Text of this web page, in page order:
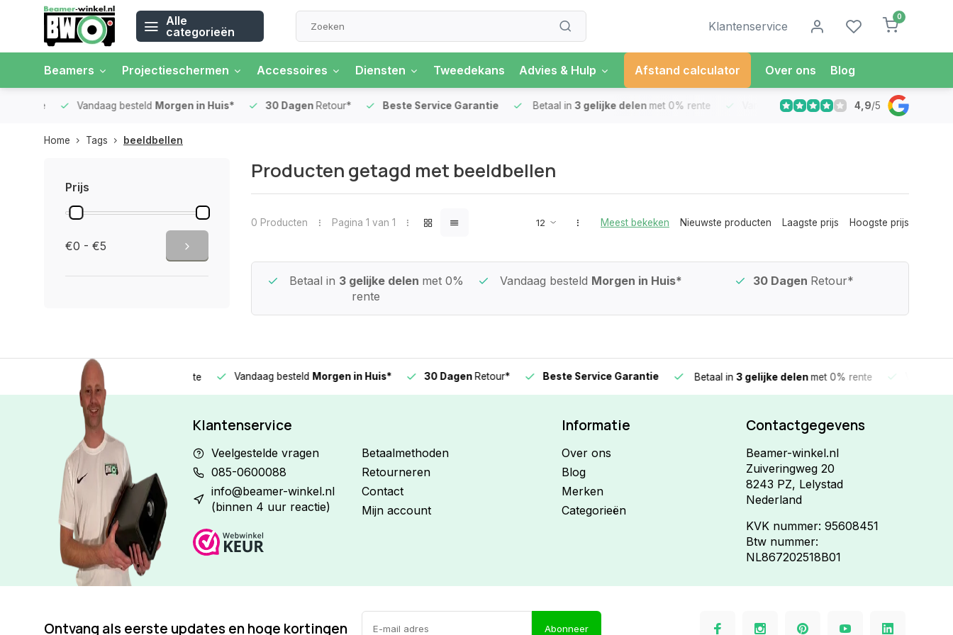
Alle
categorieën
Klantenservice
0
Beamers Projectieschermen Accessoires Diensten Tweedekans Advies & Hulp Afstand calculator Over ons Blog
Vandaag besteldMorgen in Huis* 30 DagenRetour* Beste Service Garantie Betaal in 3 gelijke delen met 0% rente Vandaag besteldMorgen in Huis*
4,9/5
Home Tags beeldbellen
Prijs
€0 - €5
Producten getagd met beeldbellen
0 Producten Pagina 1 van 1 Meest bekeken Nieuwste producten Laagste prijs Hoogste prijs
Beste Service Garantie Betaal in 3 gelijke delen met 0%
rente
Vandaag besteld Morgen in Huis* 30 Dagen Retour*
3 gelijke delen Vandaag besteldMorgen in Huis* 30 DagenRetour* Beste Service Garantie Betaal in3 gelijke delenmet 0% rente Vandaag
Klantenservice
Veelgestelde vragen
085-0600088
info@beamer-winkel.nl
(binnen 4 uur reactie)
Betaalmethoden
Retourneren
Contact
Mijn account
Informatie
Over ons
Blog
Merken
Categorieën
Contactgegevens
Beamer-winkel.nl
Zuiveringweg 20
8243 PZ, Lelystad
Nederland
KVK nummer: 95608451
Btw nummer:
NL867202518B01
Ontvang als eerste updates en hoge kortingen Abonneer